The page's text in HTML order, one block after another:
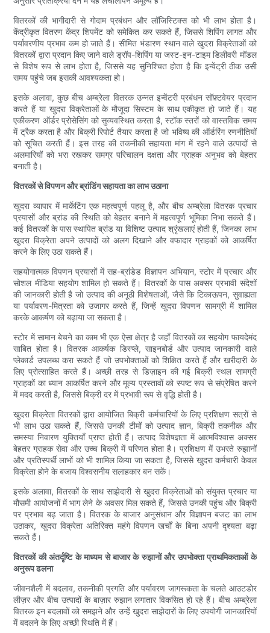
वितरकों की भागीदारी से गोदाम प्रबंधन और लॉजिस्टिक्स को भी लाभ होता है।
केंद्रीकृत वितरण केंद्र शिपमेंट को समेकित कर सकते हैं, जिससे शिपिंग लागत और
पर्यावरणीय प्रभाव कम हो जाते हैं। सीमित भंडारण स्थान वाले खुदरा विक्रेताओं को
वितरकों द्वारा प्रदान किए जाने वाले ड्रॉप-शिपिंग या जस्ट-इन-टाइम डिलीवरी मॉडल
से विशेष रूप से लाभ होता है, जिससे यह सुनिश्चित होता है कि इन्वेंट्री ठीक उसी
समय पहुंचे जब इसकी आवश्यकता हो।
इसके अलावा, कुछ बीच अम्ब्रेला वितरक उन्नत इन्वेंटरी प्रबंधन सॉफ़्टवेयर प्रदान
करते हैं या खुदरा विक्रेताओं के मौजूदा सिस्टम के साथ एकीकृत हो जाते हैं। यह
एकीकरण ऑर्डर प्रोसेसिंग को सुव्यवस्थित करता है, स्टॉक स्तरों को वास्तविक समय
में ट्रैक करता है और बिक्री रिपोर्ट तैयार करता है जो भविष्य की ऑर्डरिंग रणनीतियों
को सूचित करती हैं। इस तरह की तकनीकी सहायता मांग में रहने वाले उत्पादों से
अलमारियों को भरा रखकर समग्र परिचालन दक्षता और ग्राहक अनुभव को बेहतर
बनाती है।
वितरकों से विपणन और ब्रांडिंग सहायता का लाभ उठाना
खुदरा व्यापार में मार्केटिंग एक महत्वपूर्ण पहलू है, और बीच अम्ब्रेला वितरक प्रचार
प्रयासों और ब्रांड की स्थिति को बेहतर बनाने में महत्वपूर्ण भूमिका निभा सकते हैं।
कई वितरकों के पास स्थापित ब्रांड या विशिष्ट उत्पाद श्रृंखलाएं होती हैं, जिनका लाभ
खुदरा विक्रेता अपने उत्पादों को अलग दिखाने और वफादार ग्राहकों को आकर्षित
करने के लिए उठा सकते हैं।
सहयोगात्मक विपणन प्रयासों में सह-ब्रांडेड विज्ञापन अभियान, स्टोर में प्रचार और
सोशल मीडिया सहयोग शामिल हो सकते हैं। वितरकों के पास अक्सर प्रभावी संदेशों
की जानकारी होती है जो उत्पाद की अनूठी विशेषताओं, जैसे कि टिकाऊपन, सुवाह्यता
या पर्यावरण-मित्रता को उजागर करते हैं, जिन्हें खुदरा विपणन सामग्री में शामिल
करके आकर्षण को बढ़ाया जा सकता है।
स्टोर में सामान बेचने का काम भी एक ऐसा क्षेत्र है जहाँ वितरकों का सहयोग फायदेमंद
साबित होता है। वितरक आकर्षक डिस्प्ले, साइनबोर्ड और उत्पाद जानकारी वाले
प्लेकार्ड उपलब्ध करा सकते हैं जो उपभोक्ताओं को शिक्षित करते हैं और खरीदारी के
लिए प्रोत्साहित करते हैं। अच्छी तरह से डिज़ाइन की गई बिक्री स्थल सामग्री
ग्राहकों का ध्यान आकर्षित करने और मूल्य प्रस्तावों को स्पष्ट रूप से संप्रेषित करने
में मदद करती है, जिससे बिक्री दर में प्रभावी रूप से वृद्धि होती है।
खुदरा विक्रेता वितरकों द्वारा आयोजित बिक्री कर्मचारियों के लिए प्रशिक्षण सत्रों से
भी लाभ उठा सकते हैं, जिससे उनकी टीमों को उत्पाद ज्ञान, बिक्री तकनीक और
समस्या निवारण युक्तियाँ प्राप्त होती हैं। उत्पाद विशेषज्ञता में आत्मविश्वास अक्सर
बेहतर ग्राहक सेवा और उच्च बिक्री में परिणत होता है। प्रशिक्षण में उभरते रुझानों
और प्रतिस्पर्धी लाभों को भी शामिल किया जा सकता है, जिससे खुदरा कर्मचारी केवल
विक्रेता होने के बजाय विश्वसनीय सलाहकार बन सकें।
इसके अलावा, वितरकों के साथ साझेदारी से खुदरा विक्रेताओं को संयुक्त प्रचार या
मौसमी आयोजनों में भाग लेने के अवसर मिल सकते हैं, जिससे उनकी पहुंच और बिक्री
पर प्रभाव बढ़ जाता है। वितरक के बाजार अनुसंधान और विज्ञापन बजट का लाभ
उठाकर, खुदरा विक्रेता अतिरिक्त महंगे विपणन खर्चों के बिना अपनी दृश्यता बढ़ा
सकते हैं।
वितरकों की अंतर्दृष्टि के माध्यम से बाजार के रुझानों और उपभोक्ता प्राथमिकताओं के
अनुरूप ढलना
जीवनशैली में बदलाव, तकनीकी प्रगति और पर्यावरण जागरूकता के चलते आउटडोर
लीज़र और बीच उत्पादों के बाज़ार रुझान लगातार विकसित हो रहे हैं। बीच अम्ब्रेला
वितरक इन बदलावों को समझने और उन्हें खुदरा साझेदारों के लिए उपयोगी जानकारियों
में बदलने के लिए अच्छी स्थिति में हैं।